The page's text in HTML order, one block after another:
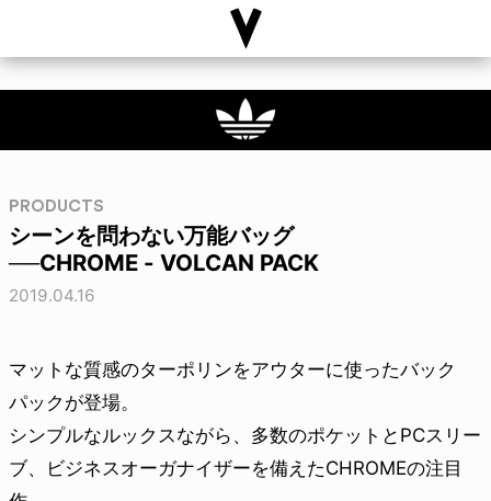
PRODUCTS
シーンを問わない万能バッグ
──CHROME - VOLCAN PACK
2019.04.16
マットな質感のターポリンをアウターに使ったバック
パックが登場。
シンプルなルックスながら、多数のポケットとPCスリー
ブ、ビジネスオーガナイザーを備えたCHROMEの注目